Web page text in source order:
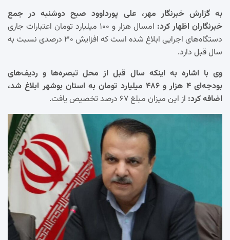
به گزارش خبرنگار مهر، علی پورداوود صبح دوشنبه در جمع
خبرنگاران اظهار کرد:
امسال هزار و ۱۰۰ میلیارد تومان اعتبارات جاری
دستگاه‌های اجرایی ابلاغ شده است که افزایش ۳۰ درصدی نسبت به
سال قبل دارد.
وی با اشاره به اینکه سال قبل از محل تبصره‌ها و ردیف‌های
بودجه‌ای ۴ هزار و ۴۸۶ میلیارد تومان به استان بوشهر ابلاغ شد،
اضافه کرد: از این میزان مبلغ ۶۷ درصد تخصیص یافت.